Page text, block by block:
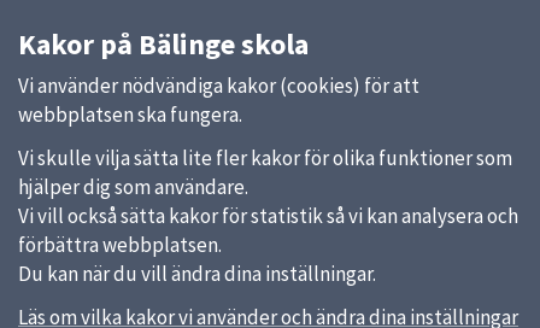
Kakor på Bälinge skola
Vi använder nödvändiga kakor (cookies) för att
webbplatsen ska fungera.
Vi skulle vilja sätta lite fler kakor för olika funktioner som
hjälper dig som användare.
Vi vill också sätta kakor för statistik så vi kan analysera och
förbättra webbplatsen.
Du kan när du vill ändra dina inställningar.
Läs om vilka kakor vi använder och ändra dina inställningar